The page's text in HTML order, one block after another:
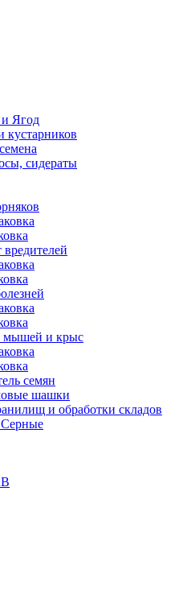
Ягод
кустарников
сидераты
мышей и крыс
семян
шашки
и обработки складов